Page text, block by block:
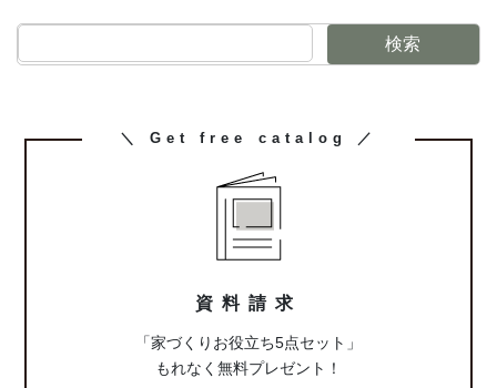
検索
カ
＼ Get free catalog ／
資料請求
「家づくりお役立ち5点セット」
もれなく無料プレゼント！